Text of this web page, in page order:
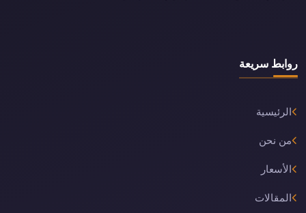
روابط سريعة
الرئيسية
من نحن
الأسعار
المقالات